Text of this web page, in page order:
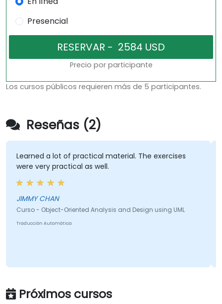
Presencial
Precio por participante
Los cursos públicos requieren más de 5 participantes.
Reseñas (2)
Learned a lot of practical material. The exercises
were very practical as well.
JIMMY CHAN
Curso - Object-Oriented Analysis and Design using UML
Traducción Automática
Próximos cursos